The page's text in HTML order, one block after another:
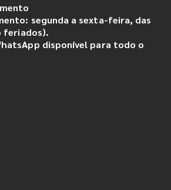
segunda a sexta-feira, das
feriados).
disponível para todo o